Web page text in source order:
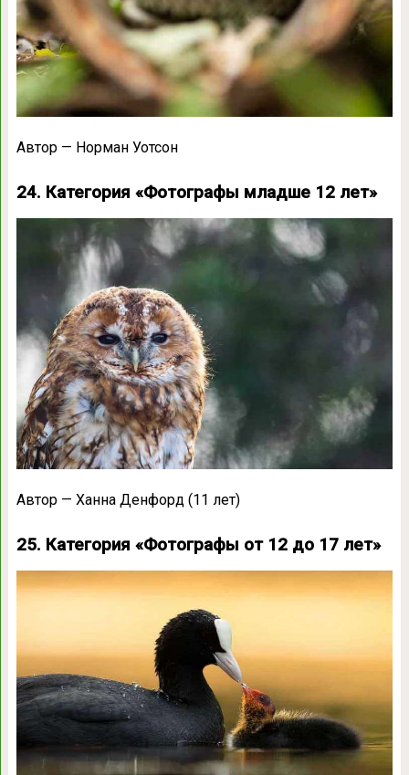
Автор — Норман Уотсон
24. Категория «Фотографы младше 12 лет»
Автор — Ханна Денфорд (11 лет)
25. Категория «Фотографы от 12 до 17 лет»